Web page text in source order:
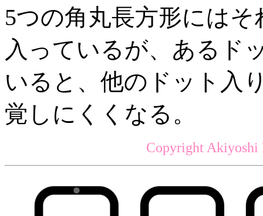
5つの角丸長方形には
入っているが、あるド
いると、他のドット入
覚しにくくなる。
Copyright Akiyoshi